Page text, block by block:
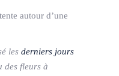
autour d’une
les derniers jours
des fleurs à